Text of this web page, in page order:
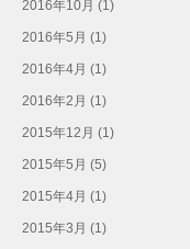
2016年10月 (1)
2016年5月 (1)
2016年4月 (1)
2016年2月 (1)
2015年12月 (1)
2015年5月 (5)
2015年4月 (1)
2015年3月 (1)